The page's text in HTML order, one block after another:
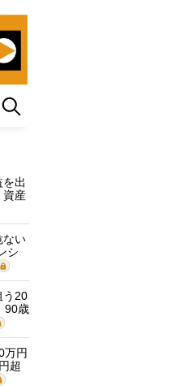
を出
資産
ない
シ
う20
90歳
万円
超